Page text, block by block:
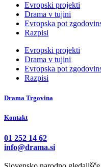
Evropski projekti
Drama v tujini
Evropska pot
Razpisi
Evropski projekti
Drama v tujini
Evropska pot
Razpisi
Drama Trgovina
Kontakt
01 252 14 62
info@drama.si